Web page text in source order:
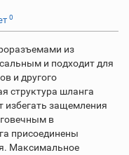
0
из
и подходит для
и другого
структура шланга
избегать защемления
в
присоединены
Максимальное